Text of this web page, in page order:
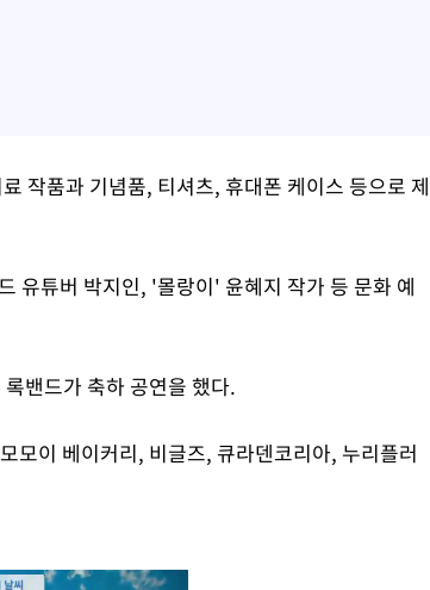
작품과 기념품, 티셔츠, 휴대폰 케이스 등으로 제
유튜버 박지인, '몰랑이' 윤혜지 작가 등 문화 예
밴드가 축하 공연을 했다.
모이 베이커리, 비글즈, 큐라덴코리아, 누리플러